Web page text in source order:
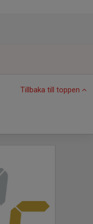
Tillbaka till toppen